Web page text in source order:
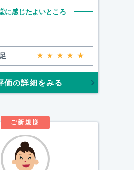
に感じたよいところ
★★★★★
価の詳細をみる
ご新規様